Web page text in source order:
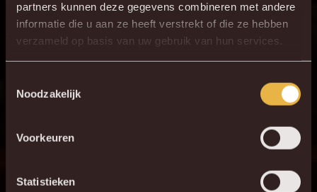
partners kunnen deze gegevens combineren met andere
informatie die u aan ze heeft verstrekt of die ze hebben
verzameld op basis van uw gebruik van hun services.
Noodzakelijk
Voorkeuren
Statistieken
3 L. Bijker
14 D. Lavalée
66 B. Verstraete
19 K. Mrabti